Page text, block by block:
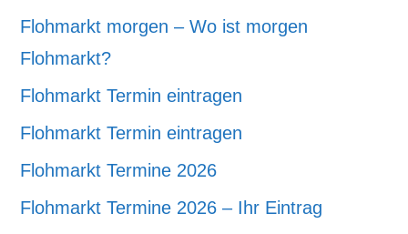
Flohmarkt morgen – Wo ist morgen
Flohmarkt?
Flohmarkt Termin eintragen
Flohmarkt Termin eintragen
Flohmarkt Termine 2026
Flohmarkt Termine 2026 – Ihr Eintrag